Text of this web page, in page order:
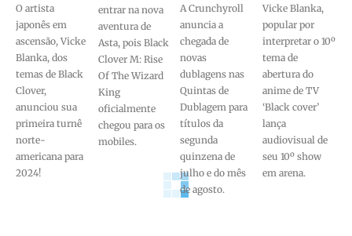
O artista
japonês em
ascensão, Vicke
Blanka, dos
temas de Black
Clover,
anunciou sua
primeira turnê
norte-
americana para
2024!
entrar na nova
aventura de
Asta, pois Black
Clover M: Rise
Of The Wizard
King
oficialmente
chegou para os
mobiles.
A Crunchyroll
anuncia a
chegada de
novas
dublagens nas
Quintas de
Dublagem para
títulos da
segunda
quinzena de
julho e do mês
de agosto.
Vicke Blanka,
popular por
interpretar o 10º
tema de
abertura do
anime de TV
‘Black cover’
lança
audiovisual de
seu 10º show
em arena.